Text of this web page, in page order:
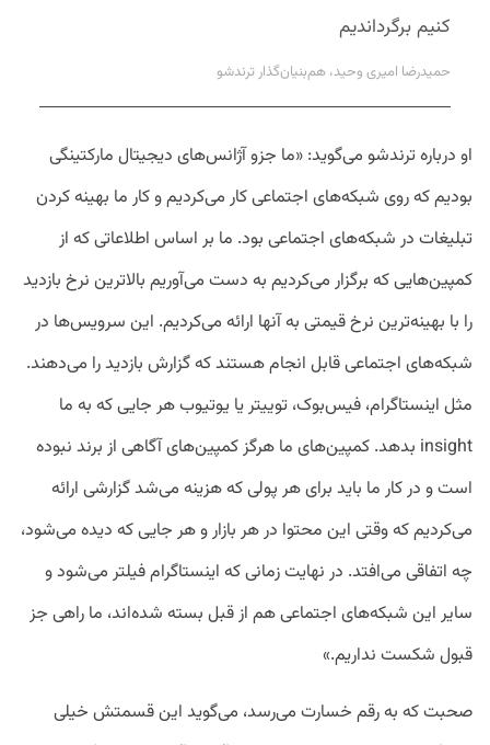
کنیم برگرداندیم
حمیدرضا امیری وحید، هم‌بنیان‌گذار ترندشو
او درباره ترندشو می‌گوید: «ما جزو آژانس‌های دیجیتال مارکتینگی
بودیم که روی شبکه‌های اجتماعی کار می‌کردیم و کار ما بهینه‌ کردن
تبلیغات در شبکه‌های اجتماعی بود. ما بر اساس اطلاعاتی که از
کمپین‌هایی که برگزار می‌کردیم به دست می‌آوریم بالاترین نرخ بازدید
را با بهینه‌ترین نرخ قیمتی به آنها ارائه می‌کردیم. این سرویس‌ها در
شبکه‌های اجتماعی قابل انجام هستند که گزارش بازدید را می‌دهند.
مثل اینستاگرام، فیس‌بوک، توییتر یا یوتیوب هر جایی که به ما
insight بدهد. کمپین‌های ما هرگز کمپین‌های آگاهی از برند نبوده
است و در کار ما باید برای هر پولی که هزینه می‌شد گزارشی ارائه
می‌کردیم که وقتی این محتوا در هر بازار و هر جایی که دیده می‌شود،
چه اتفاقی می‌افتد. در نهایت زمانی که اینستاگرام فیلتر می‌شود و
سایر این شبکه‌های اجتماعی هم از قبل بسته شده‌اند، ما راهی جز
قبول شکست نداریم.»
صحبت که به رقم خسارت می‌رسد، می‌گوید این قسمتش خیلی